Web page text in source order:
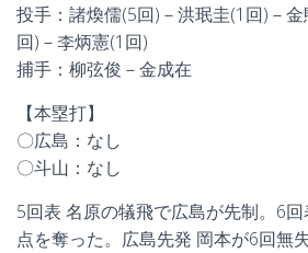
投手：諸煥儒(5回)－洪珉圭(1回)－
回)－李炳憲(1回)
捕手：柳弦俊－金成在
【本塁打】
〇広島：なし
〇斗山：なし
5回表 名原の犠飛で広島が先制。6
点を奪った。広島先発 岡本が6回無